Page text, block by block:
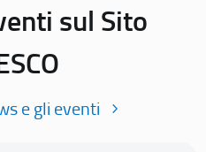
sul Sito
e gli eventi